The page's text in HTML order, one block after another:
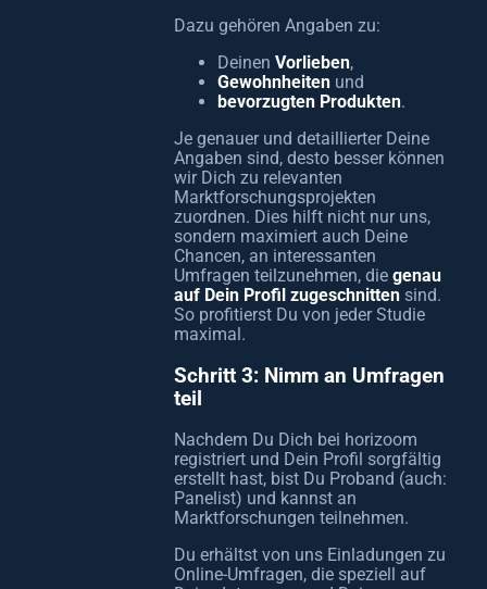
Dazu gehören Angaben zu:
Deinen Vorlieben,
Gewohnheiten und
bevorzugten Produkten.
Je genauer und detaillierter Deine
Angaben sind, desto besser können
wir Dich zu relevanten
Marktforschungsprojekten
zuordnen. Dies hilft nicht nur uns,
sondern maximiert auch Deine
Chancen, an interessanten
Umfragen teilzunehmen, die genau
auf Dein Profil zugeschnitten sind.
So profitierst Du von jeder Studie
maximal.
Schritt 3: Nimm an Umfragen
teil
Nachdem Du Dich bei horizoom
registriert und Dein Profil sorgfältig
erstellt hast, bist Du Proband (auch:
Panelist) und kannst an
Marktforschungen teilnehmen.
Du erhältst von uns Einladungen zu
Online-Umfragen, die speziell auf